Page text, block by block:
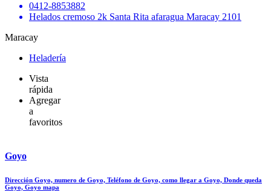
0412-8853882
Helados cremoso 2k Santa Rita afaragua Maracay 2101
Maracay
Heladería
Vista
rápida
Agregar
a
favoritos
Goyo
Dirección Goyo, numero de Goyo, Teléfono de Goyo, como llegar a Goyo, Donde queda
Goyo, Goyo mapa